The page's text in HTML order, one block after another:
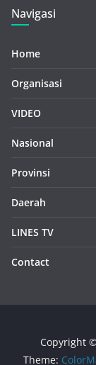
Navigasi
Home
Organisasi
VIDEO
Nasional
Provinsi
Daerah
LINES TV
Contact
Copyright
Theme: